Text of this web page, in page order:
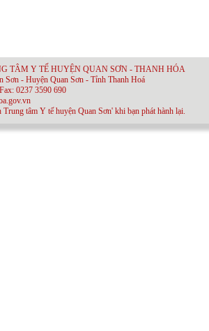
TÂM Y TẾ HUYỆN QUAN SƠN - THANH HÓA
Sơn - Huyện Quan Sơn - Tỉnh Thanh Hoá
0237 3590 690
tâm Y tế huyện Quan Sơn' khi bạn phát hành lại.